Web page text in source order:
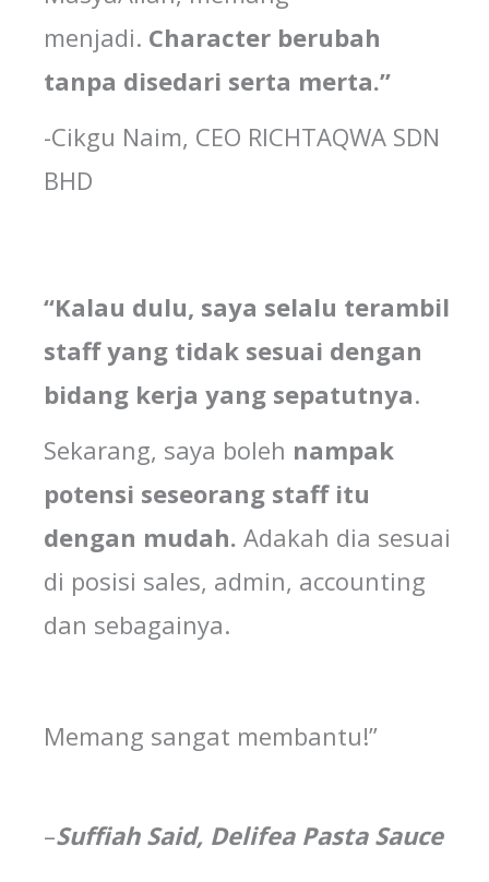
menjadi. Character berubah
tanpa disedari serta merta.”
-Cikgu Naim, CEO RICHTAQWA SDN
BHD
“Kalau dulu, saya selalu terambil
staff yang tidak sesuai dengan
bidang kerja yang sepatutnya.
Sekarang, saya boleh nampak
potensi seseorang staff itu
dengan mudah. Adakah dia sesuai
di posisi sales, admin, accounting
dan sebagainya.
Memang sangat membantu!”
–Suffiah Said, DelifeaPasta Sauce